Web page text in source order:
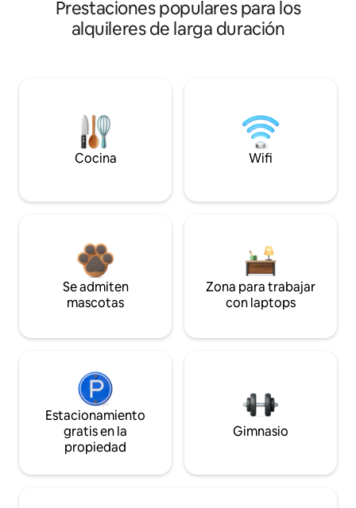
Prestaciones populares para los
alquileres de larga duración
Cocina Wifi
Se admiten
mascotas
Zona para trabajar
con laptops
Estacionamiento
gratis en la
propiedad
Gimnasio